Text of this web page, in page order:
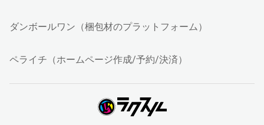
ダンボールワン（梱包材のプラットフォーム）
ペライチ（ホームページ作成/予約/決済）